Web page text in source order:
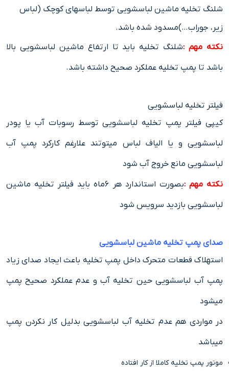
شلنگ تخلیه ماشین لباسشویی توسط لباسهای کوچک (لباس
زیر، جوراب…)مسدود شده باشد.
نکته مهم :شلنگ تخلیه باید تا ارتفاع ماشین لباسشویی بالا
باشد تا پمپ تخلیه عملکرد صحیح داشته باشد.
فیلتر تخلیه لباسشویی
کیپی فیلتر پمپ تخلیه لباسشویی توسط رسوبات آب یا پودر
لباسشویی و یا الیاف لباس میتوتند علارغم کارکرد پمپ آب
لباسشویی مانع خروج آب شود
نکته مهم :
بصورت استاندارد هر ۶ماه باید فیلتر تخلیه ماشین
لباسشویی بازدید سرویس شود
صدای پمپ تخلیه ماشین لباسشویی
استهلاک قطعات متحرک داخل پمپ تخلیه باعث ایجاد صدای زیاد
پمپ آب لباسشویی حین تخلیه آب و عدم عملکرد صحیح پمپ
میشود
در مواردی هم عدم تخلیه آب لباسشویی بدلیل کار نکردن پمپ
میباشد
موتور پمپ تخلیه کاملا از کار افتاده